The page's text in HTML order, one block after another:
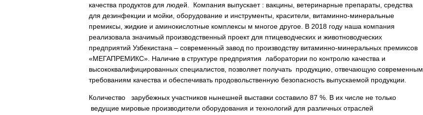
качества продуктов для людей. Компания выпускает : вакцины, ветеринарные препараты, средства
для дезинфекции и мойки, оборудование и инструменты, красители, витаминно-минеральные
премиксы, жидкие и аминокислотные комплексы м многое другое. В 2018 году наша компания
реализовала значимый производственный проект для птицеводческих и животноводческих
предприятий Узбекистана – современный завод по производству витаминно-минеральных премиксов
«МЕГАПРЕМИКС». Наличие в структуре предприятия лаборатории по контролю качества и
высококвалифицированных специалистов, позволяет получать продукцию, отвечающую современным
требованиям качества и обеспечивать продовольственную безопасность выпускаемой продукции.
Количество
зарубежных участников нынешней выставки составило 87 %. В их числе не только
ведущие мировые производители оборудования и технологий для различных отраслей